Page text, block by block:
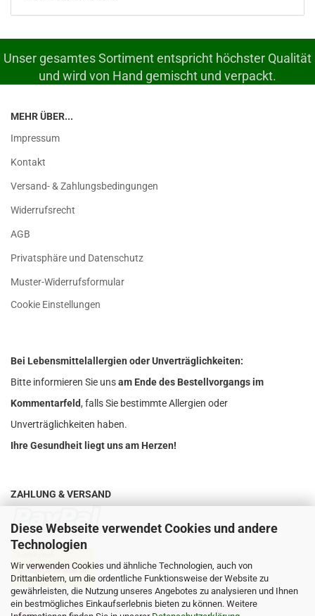
Diese Webseite verwendet Cookies und andere
Technologien
Wir verwenden Cookies und ähnliche Technologien, auch von
Drittanbietern, um die ordentliche Funktionsweise der Website zu
gewährleisten, die Nutzung unseres Angebotes zu analysieren und Ihnen
ein bestmögliches Einkaufserlebnis bieten zu können. Weitere
Unser gesamtes Sortiment entspricht höchster Qualität
und wird von Hand gemischt und verpackt.
MEHR ÜBER...
Impressum
Kontakt
Versand- & Zahlungsbedingungen
Widerrufsrecht
AGB
Privatsphäre und Datenschutz
Muster-Widerrufsformular
Cookie Einstellungen
Bei Lebensmittelallergien oder Unverträglichkeiten:
Bitte informieren Sie unsam Ende des Bestellvorgangs im
Kommentarfeld, falls Sie bestimmte Allergien oder
Unverträglichkeiten haben.
Ihre Gesundheit liegt uns am Herzen!
ZAHLUNG & VERSAND